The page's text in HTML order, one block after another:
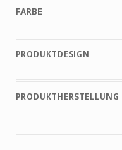
FARBE
PRODUKTDESIGN
PRODUKTHERSTELLUNG